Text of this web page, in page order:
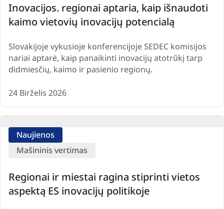
Inovacijos. regionai aptaria, kaip išnaudoti
kaimo vietovių inovacijų potencialą
Slovakijoje vykusioje konferencijoje SEDEC komisijos
nariai aptarė, kaip panaikinti inovacijų atotrūkį tarp
didmiesčių, kaimo ir pasienio regionų.
24 Birželis 2026
Regionai ir miestai ragina stiprinti vietos
aspektą ES inovacijų politikoje
Naujienos
Mašininis vertimas